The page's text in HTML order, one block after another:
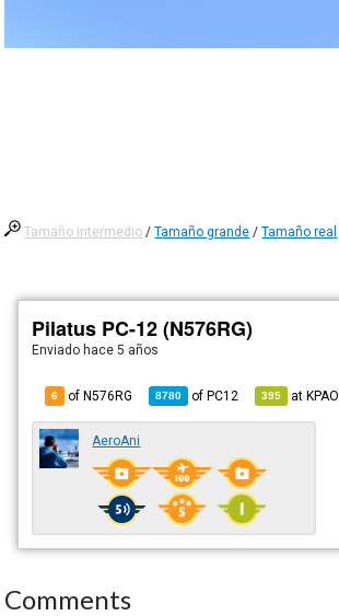
Tamaño intermedio /Tamaño grande /Tamaño real
Pilatus PC-12 (N576RG)
Enviado hace 5 años
6 of N576RG 8780 ofPC12 395 atKPAO
AeroAni
Comments